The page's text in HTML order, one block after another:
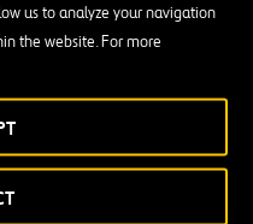
us to analyze your navigation
the website. For more
al amparo de su
propias entre el 27